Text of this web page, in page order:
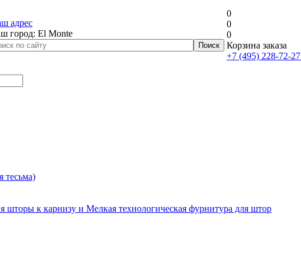
адрес
город: El Monte
0
0
0
Корзина заказа
+7 (495) 228-72-27
тесьма)
шторы к карнизу и Мелкая технологическая фурнитура для штор